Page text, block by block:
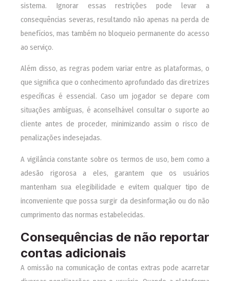
sistema. Ignorar essas restrições pode levar a
consequências severas, resultando não apenas na perda de
benefícios, mas também no bloqueio permanente do acesso
ao serviço.
Além disso, as regras podem variar entre as plataformas, o
que significa que o conhecimento aprofundado das diretrizes
específicas é essencial. Caso um jogador se depare com
situações ambíguas, é aconselhável consultar o suporte ao
cliente antes de proceder, minimizando assim o risco de
penalizações indesejadas.
A vigilância constante sobre os termos de uso, bem como a
adesão rigorosa a eles, garantem que os usuários
mantenham sua elegibilidade e evitem qualquer tipo de
inconveniente que possa surgir da desinformação ou do não
cumprimento das normas estabelecidas.
Consequências de não reportar
contas adicionais
A omissão na comunicação de contas extras pode acarretar